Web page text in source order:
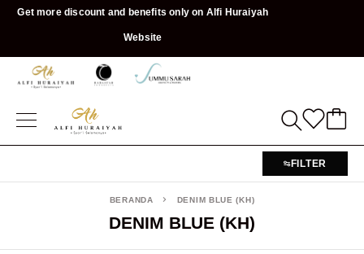
Get more discount and benefits only on Alfi Huraiyah
Website
FILTER
DENIM BLUE (KH)
BERANDA DENIM BLUE (KH)